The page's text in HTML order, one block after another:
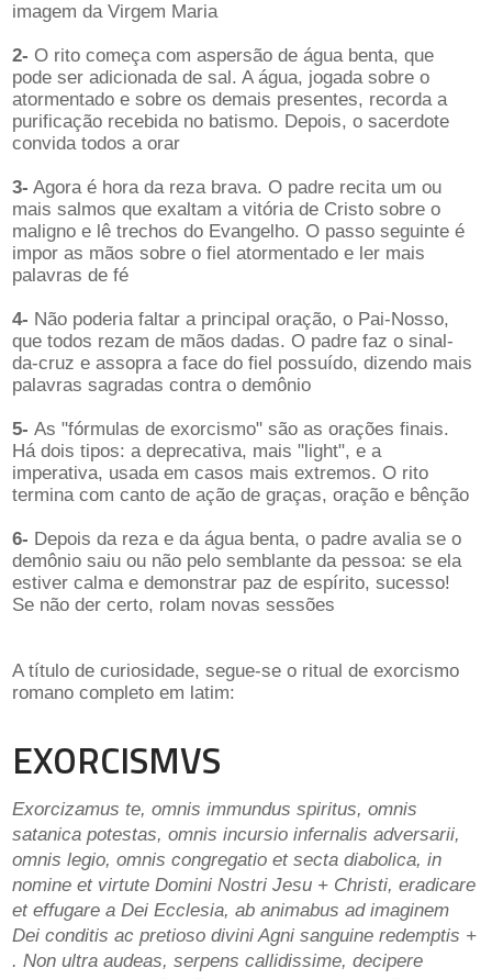
imagem da Virgem Maria
2- O rito começa com aspersão de água benta, que
pode ser adicionada de sal. A água, jogada sobre o
atormentado e sobre os demais presentes, recorda a
purificação recebida no batismo. Depois, o sacerdote
convida todos a orar
3- Agora é hora da reza brava. O padre recita um ou
mais salmos que exaltam a vitória de Cristo sobre o
maligno e lê trechos do Evangelho. O passo seguinte é
impor as mãos sobre o fiel atormentado e ler mais
palavras de fé
4- Não poderia faltar a principal oração, o Pai-Nosso,
que todos rezam de mãos dadas. O padre faz o sinal-
da-cruz e assopra a face do fiel possuído, dizendo mais
palavras sagradas contra o demônio
5- As "fórmulas de exorcismo" são as orações finais.
Há dois tipos: a deprecativa, mais "light", e a
imperativa, usada em casos mais extremos. O rito
termina com canto de ação de graças, oração e bênção
6- Depois da reza e da água benta, o padre avalia se o
demônio saiu ou não pelo semblante da pessoa: se ela
estiver calma e demonstrar paz de espírito, sucesso!
Se não der certo, rolam novas sessões
A título de curiosidade, segue-se o ritual de exorcismo
romano completo em latim:
EXORCISMVS
Exorcizamus te, omnis immundus spiritus, omnis
satanica potestas, omnis incursio infernalis adversarii,
omnis legio, omnis congregatio et secta diabolica, in
nomine et virtute Domini Nostri Jesu + Christi, eradicare
et effugare a Dei Ecclesia, ab animabus ad imaginem
Dei conditis ac pretioso divini Agni sanguine redemptis +
. Non ultra audeas, serpens callidissime, decipere